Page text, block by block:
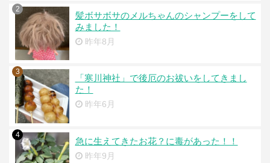
2
髪ボサボサのメルちゃんのシャンプーをして
みました！
昨年8月
3
「寒川神社」で後厄のお祓いをしてきまし
た！
昨年6月
4
急に生えてきたお花？に毒があった！！
昨年9月